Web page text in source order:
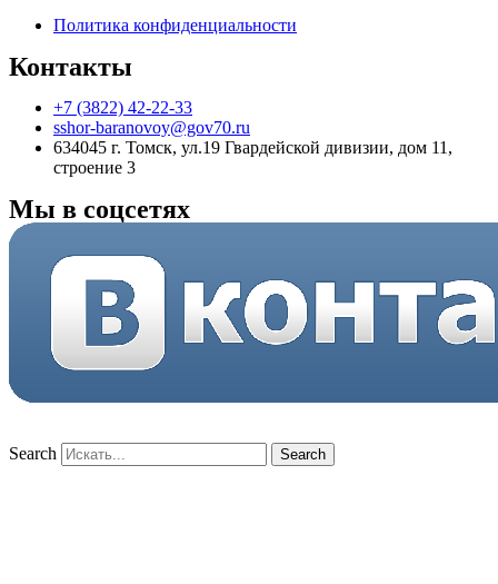
Политика конфиденциальности
Контакты
+7 (3822) 42-22-33
sshor-baranovoy@gov70.ru
634045 г. Томск, ул.19 Гвардейской дивизии, дом 11,
строение 3
Мы в соцсетях
Search Search